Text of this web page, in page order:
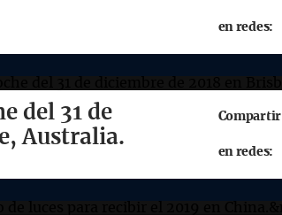
en redes:
del 31 de
Australia.
Compartir
en redes: